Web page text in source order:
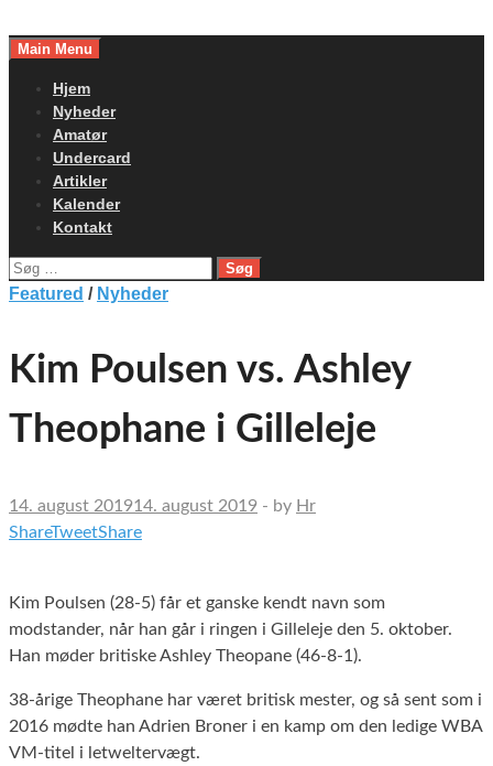
toMain Menu
Hjem
Nyheder
Amatør
Undercard
Artikler
Kalender
Kontakt
Søg
efter:
Featured / Nyheder
Kim Poulsen vs. Ashley
Theophane i Gilleleje
14. august 201914. august 2019 - by Hr
ShareTweetShare
Kim Poulsen (28-5) får et ganske kendt navn som
modstander, når han går i ringen i Gilleleje den 5. oktober.
Han møder britiske Ashley Theopane (46-8-1).
38-årige Theophane har været britisk mester, og så sent som i
2016 mødte han Adrien Broner i en kamp om den ledige WBA
VM-titel i letweltervægt.